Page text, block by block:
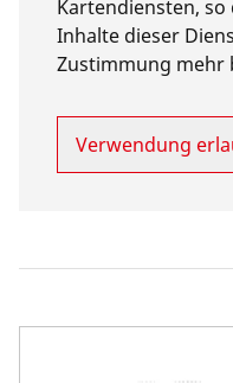
Kartendiensten,
Inhalte dieser
Zustimmung mehr
Verwendung